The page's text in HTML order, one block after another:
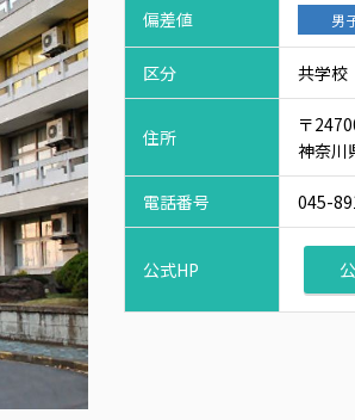
偏差値 男
区分 共学校
住所
〒
神奈川
電話番号 045-
公式HP